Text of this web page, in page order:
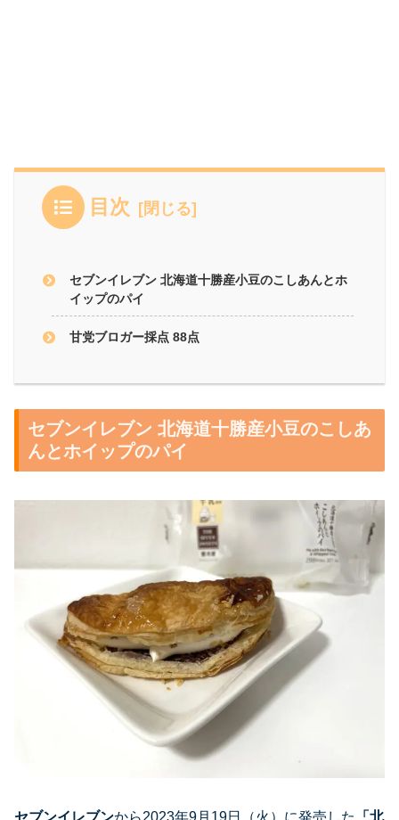
目次
セブンイレブン 北海道十勝産小豆のこしあんとホ
イップのパイ
甘党ブロガー採点 88点
セブンイレブン 北海道十勝産小豆のこしあ
んとホイップのパイ
セブンイレブンから2023年9月19日（火）に発売した 「 北